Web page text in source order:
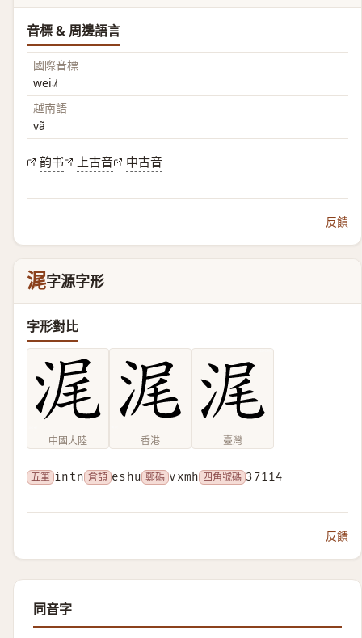
音標 & 周邊語言
國際音標
wei˨˩˦
越南語
vã
韵书 上古音 中古音
反饋
浘字源字形
字形對比
中國大陸 香港 臺灣
五筆 intn 倉頡 eshu 鄭碼 vxmh 四角號碼 37114
反饋
同音字